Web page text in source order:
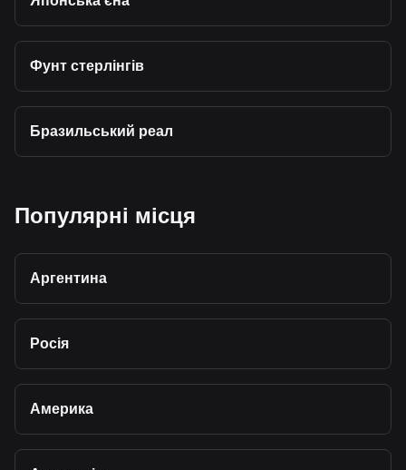
Фунт стерлінгів
Бразильський реал
Популярні місця
Аргентина
Росія
Америка